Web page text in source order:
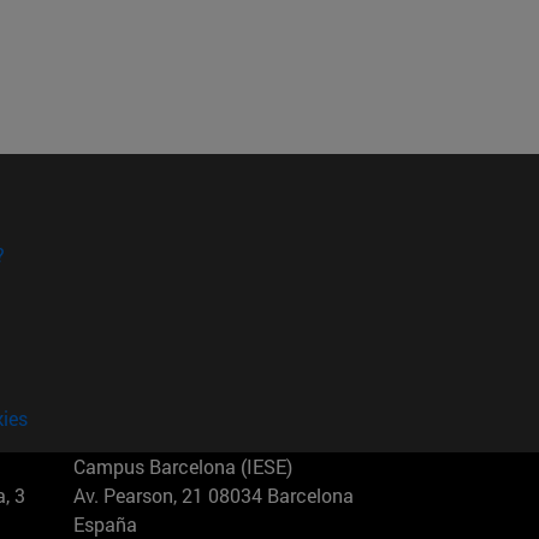
3
Campus Barcelona (IESE)
Av. Pearson, 21 08034 Barcelona
España